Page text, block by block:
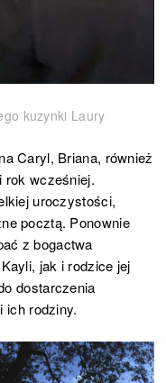
kuzynki Laury
Caryl, Briana, również
rok wcześniej.
uroczystości,
pocztą. Ponownie
z bogactwa
jak i rodzice jej
dostarczenia
ich rodziny.